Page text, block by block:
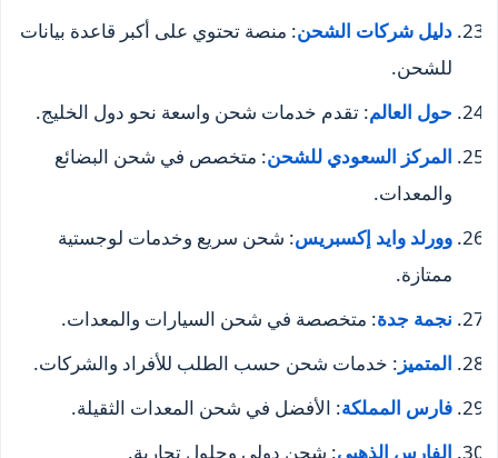
دليل شركات الشحن: منصة تحتوي على أكبر قاعدة بيانات
للشحن.
حول العالم: تقدم خدمات شحن واسعة نحو دول الخليج.
المركز السعودي للشحن: متخصص في شحن البضائع
والمعدات.
وورلد وايد إكسبريس: شحن سريع وخدمات لوجستية
ممتازة.
نجمة جدة: متخصصة في شحن السيارات والمعدات.
المتميز : خدمات شحن حسب الطلب للأفراد والشركات.
فارس المملكة: الأفضل في شحن المعدات الثقيلة.
الفارس الذهبي: شحن دولي وحلول تجارية.